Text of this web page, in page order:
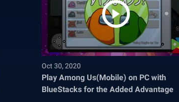
Oct 30, 2020
Play Among Us(Mobile) on PC with
BlueStacks for the Added Advantage